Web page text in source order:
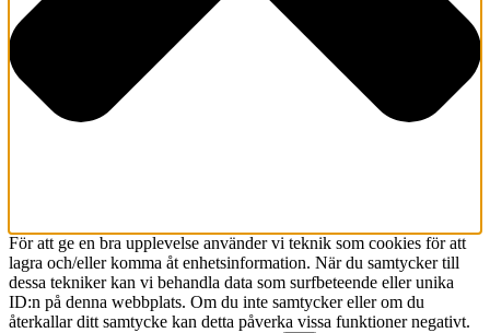
För att ge en bra upplevelse använder vi teknik som cookies för att
lagra och/eller komma åt enhetsinformation. När du samtycker till
dessa tekniker kan vi behandla data som surfbeteende eller unika
ID:n på denna webbplats. Om du inte samtycker eller om du
återkallar ditt samtycke kan detta påverka vissa funktioner negativt.